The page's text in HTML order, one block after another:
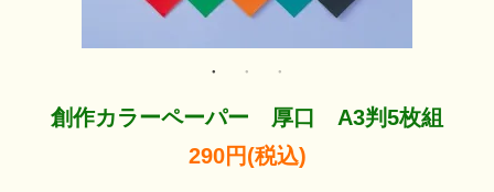
創作カラーペーパー 厚口 A3判5枚組
290円(税込)